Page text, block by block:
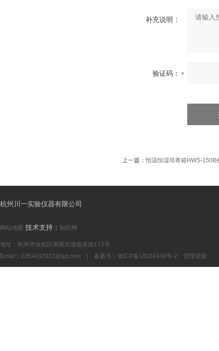
补充说明：
验证码：
上一篇：恒温恒湿培养箱HWS-150B
杭州川一实验仪器有限公司
网站地图 技术支持： 制药网
地址：杭州市余杭区南苑街道临东路172号
Email： 2354432922@qq.com | 备案号： 浙ICP备18024336号-2 管理登陆